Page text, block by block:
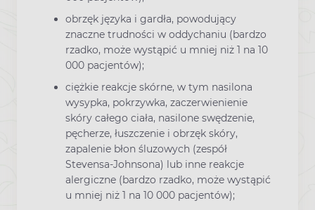
obrzęk języka i gardła, powodujący
znaczne trudności w oddychaniu (bardzo
rzadko, może wystąpić u mniej niż 1 na 10
000 pacjentów);
ciężkie reakcje skórne, w tym nasilona
wysypka, pokrzywka, zaczerwienienie
skóry całego ciała, nasilone swędzenie,
pęcherze, łuszczenie i obrzęk skóry,
zapalenie błon śluzowych (zespół
Stevensa-Johnsona) lub inne reakcje
alergiczne (bardzo rzadko, może wystąpić
u mniej niż 1 na 10 000 pacjentów);